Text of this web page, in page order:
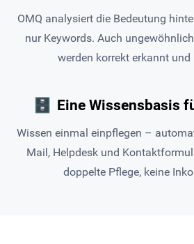
OMQ analysiert die Bedeutung
nur Keywords. Auch
werden korrekt erkannt
🗄 Eine Wissensbasis
Wissen einmal einpflegen –
Mail, Helpdesk und
doppelte Pflege, keine